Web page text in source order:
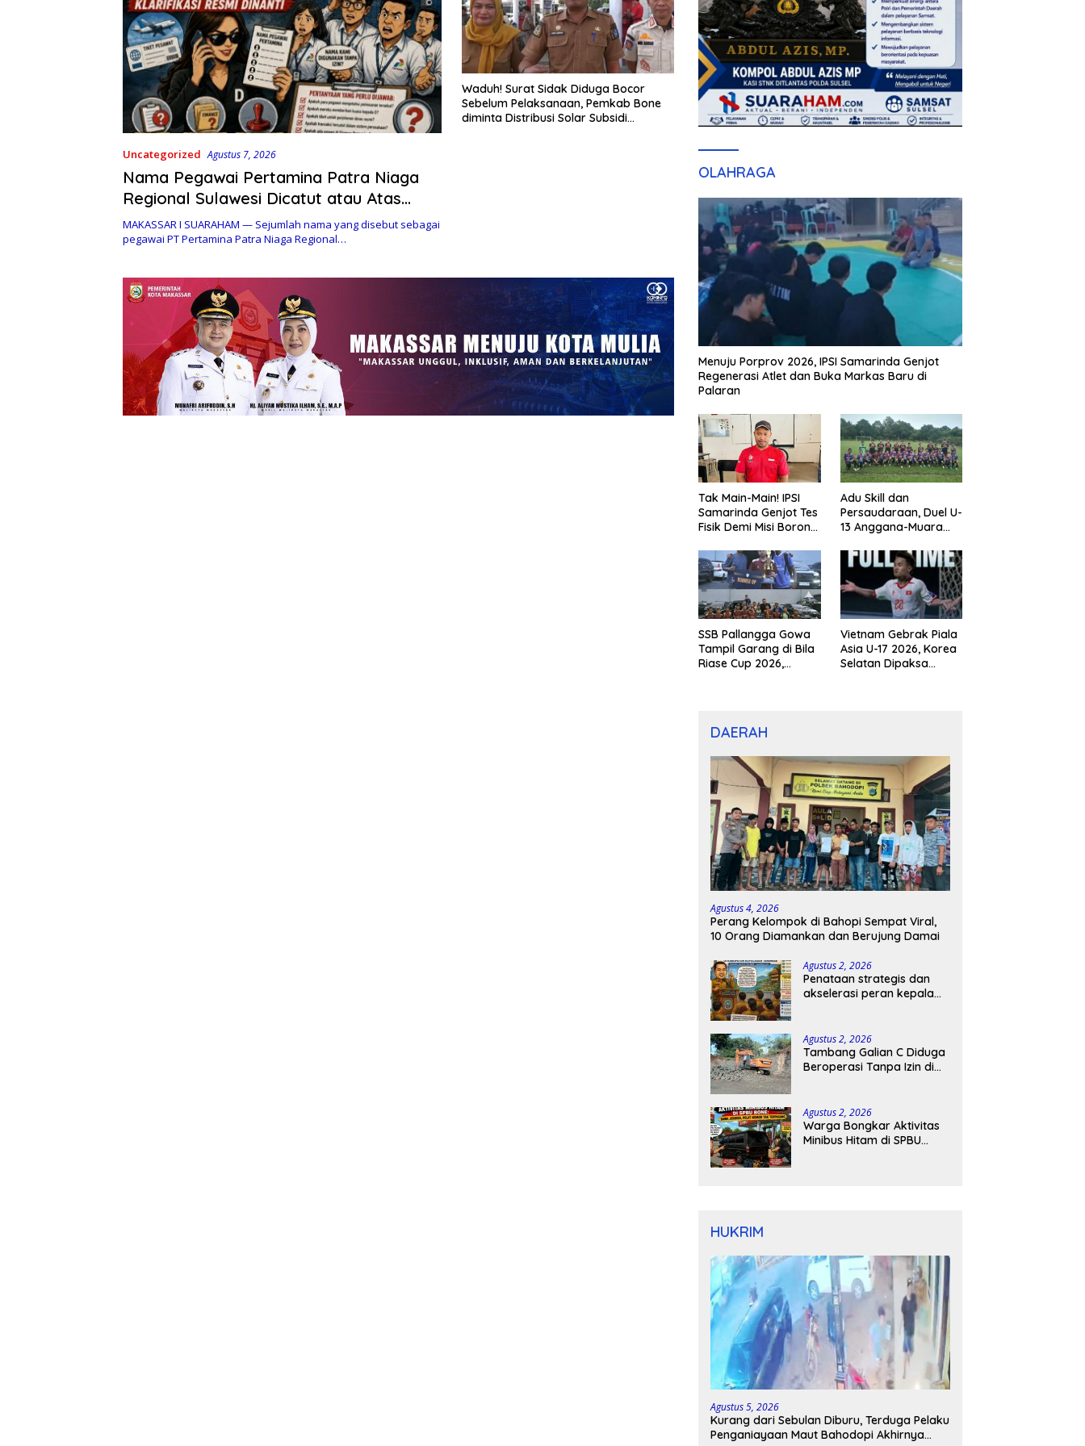
Uncategorized Agustus 7, 2026
Nama Pegawai Pertamina Patra Niaga
Regional Sulawesi Dicatut atau Atas
Persetujuan? Klarifikasi Resmi Dinanti
MAKASSAR I SUARAHAM — Sejumlah nama yang disebut sebagai
pegawai PT Pertamina Patra Niaga Regional…
Waduh! Surat Sidak Diduga Bocor
Sebelum Pelaksanaan, Pemkab Bone
diminta Distribusi Solar Subsidi
OLAHRAGA
Menuju Porprov 2026, IPSI Samarinda Genjot
Regenerasi Atlet dan Buka Markas Baru di
Palaran
Tak Main-Main! IPSI
Samarinda Genjot Tes
Fisik Demi Misi Borong
Kaltim 2026
Adu Skill dan
Persaudaraan, Duel U-
13 Anggana-Muara
Meriah
SSB Pallangga Gowa
Tampil Garang di Bila
Riase Cup 2026,
Vietnam Gebrak Piala
Asia U-17 2026, Korea
Selatan Dipaksa
DAERAH
Agustus 4, 2026
Perang Kelompok di Bahopi Sempat Viral,
10 Orang Diamankan dan Berujung Damai
Agustus 2, 2026
Penataan strategis dan
akselerasi peran kepala
Agustus 2, 2026
Tambang Galian C Diduga
Beroperasi Tanpa Izin di
Tangan
Agustus 2, 2026
Warga Bongkar Aktivitas
Minibus Hitam di SPBU
HUKRIM
Agustus 5, 2026
Kurang dari Sebulan Diburu, Terduga Pelaku
Penganiayaan Maut Bahodopi Akhirnya